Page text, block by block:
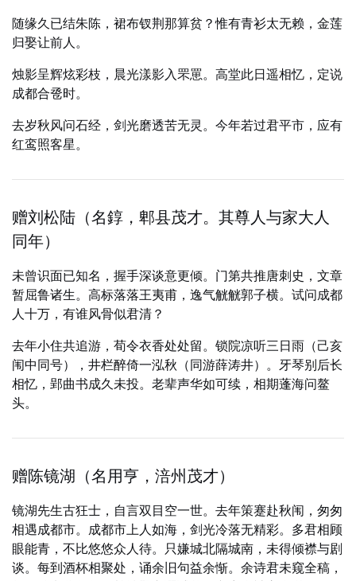
随缘久已结朱陈，裙布钗荆那算贫？惟有青衫太无赖，金莲
归娶让前人。
烛影呈辉炫彩枝，晨光漾影入罘罳。高堂此日遥相忆，定说
成都合卺时。
去岁秋风问石经，剑光磨透苦无灵。今年若过君平市，应有
红鸾照客星。
赠刘松陆（名錞，郫县茂才。其尊人与家大人
同年）
未曾识面已知名，握手深谈意更倾。门第共推唐刺史，文章
暂屈鲁诸生。高标落落王夷甫，逸气觥觥郭子横。试问成都
人十万，有谁风骨似君清？
去年小住共追游，荀令衣香处处留。锁院凉听三日雨（己亥
闱中同号），井栏醉倚一泓秋（同游薛涛井）。牙琴别后长
相忆，郢曲书成久未投。老辈声华如可续，相期蓬海问鳌
头。
赠陈镜湖（名用亨，涪州茂才）
镜湖先生古狂士，自言双目空一世。去年策蹇赴秋闱，匆匆
相遇成都市。成都市上人如海，剑光冷落无精彩。多君相顾
眼能青，不比悠悠众人待。只嫌城北隔城南，未得倾襟与剧
谈。每到酒杯相聚处，诵余旧句益余惭。余诗君未窥全稿，